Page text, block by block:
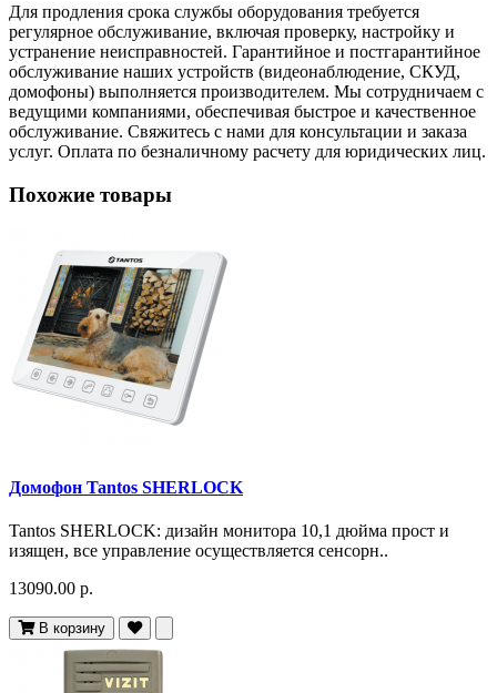
Для продления срока службы оборудования требуется
регулярное обслуживание, включая проверку, настройку и
устранение неисправностей. Гарантийное и постгарантийное
обслуживание наших устройств (видеонаблюдение, СКУД,
домофоны) выполняется производителем. Мы сотрудничаем с
ведущими компаниями, обеспечивая быстрое и качественное
обслуживание. Свяжитесь с нами для консультации и заказа
услуг. Оплата по безналичному расчету для юридических лиц.
Похожие товары
Домофон Tantos SHERLOCK
Tantos SHERLOCK: дизайн монитора 10,1 дюйма прост и
изящен, все управление осуществляется сенсорн..
13090.00 р.
В корзину